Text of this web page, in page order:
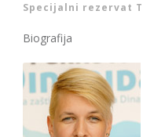
Specijalni rezervat
Biografija